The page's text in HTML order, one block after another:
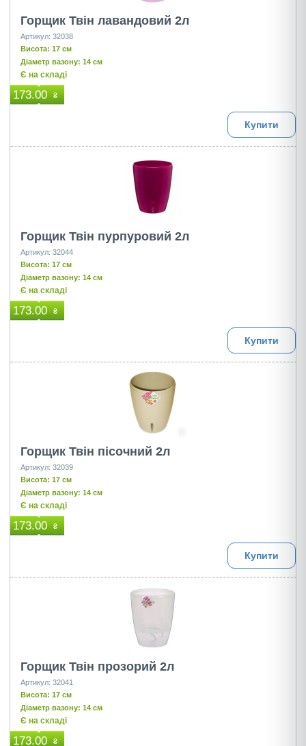
Горщик Твін лавандовий 2л
Артикул: 32038
Висота: 17 см
Діаметр вазону: 14 см
Є на складі
173.00 ₴
Купити
Горщик Твін пурпуровий 2л
Артикул: 32044
Висота: 17 см
Діаметр вазону: 14 см
Є на складі
173.00 ₴
Купити
Горщик Твін пісочний 2л
Артикул: 32039
Висота: 17 см
Діаметр вазону: 14 см
Є на складі
173.00 ₴
Купити
Горщик Твін прозорий 2л
Артикул: 32041
Висота: 17 см
Діаметр вазону: 14 см
Є на складі
173.00 ₴